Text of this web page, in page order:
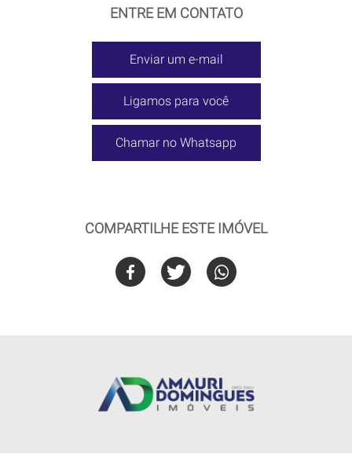
ENTRE EM CONTATO
Enviar um e-mail
Ligamos para você
Chamar no Whatsapp
COMPARTILHE ESTE IMÓVEL